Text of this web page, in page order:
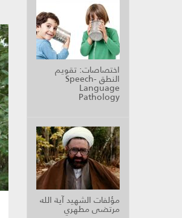
اختصاصات: تقويم
النطق Speech-
Language
Pathology
مؤلفات الشهيد آية الله
مرتضى مطهري